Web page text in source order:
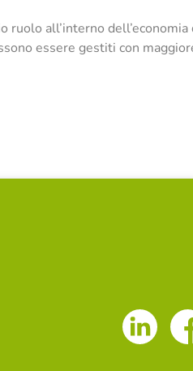
ruolo all’interno
essere gestiti con